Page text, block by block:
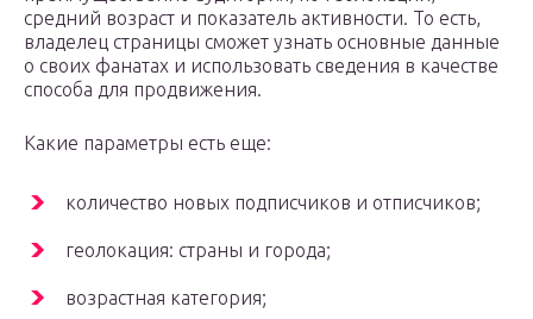
средний возраст и показатель активности. То есть,
владелец страницы сможет узнать основные данные
о своих фанатах и использовать сведения в качестве
способа для продвижения.
Какие параметры есть еще:
количество новых подписчиков и отписчиков;
геолокация: страны и города;
возрастная категория;